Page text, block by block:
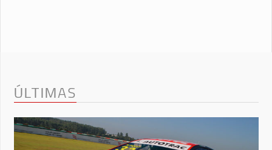
ÚLTIMAS